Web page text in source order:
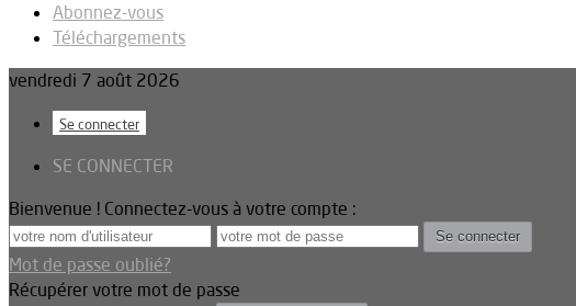
Abonnez-vous
Téléchargements
vendredi 7 août 2026
Se connecter
SE CONNECTER
Bienvenue ! Connectez-vous à votre compte :
Mot de passe oublié?
Récupérer votre mot de passe